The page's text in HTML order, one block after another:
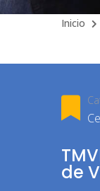
Inicio
de